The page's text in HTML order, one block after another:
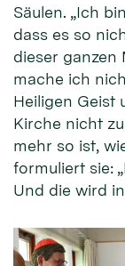
Säulen. „Ich
dass es so
dieser ganzen
mache ich
Heiligen Geist
Kirche nicht
mehr so ist,
formuliert sie:
Und die wird